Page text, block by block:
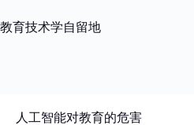
过
教育技术学自留地
人工智能对教育的危害